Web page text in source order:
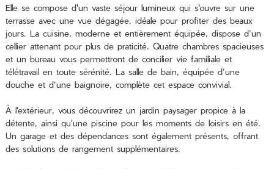
Elle se compose d'un vaste séjour lumineux qui s'ouvre sur une
terrasse avec une vue dégagée, idéale pour profiter des beaux
jours. La cuisine, moderne et entièrement équipée, dispose d’un
cellier attenant pour plus de praticité. Quatre chambres spacieuses
et un bureau vous permettront de concilier vie familiale et
télétravail en toute sérénité. La salle de bain, équipée d’une
douche et d’une baignoire, complète cet espace convivial.
À l'extérieur, vous découvrirez un jardin paysager propice à la
détente, ainsi qu'une piscine pour les moments de loisirs en été.
Un garage et des dépendances sont également présents, offrant
des solutions de rangement supplémentaires.